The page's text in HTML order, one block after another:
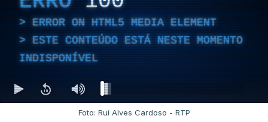
ERROR ON HTML5 MEDIA ELEMENT
ESTE CONTEÚDO ESTÁ NESTE MOMENTO
INDISPONÍVEL
Foto: Rui Alves Cardoso - RTP